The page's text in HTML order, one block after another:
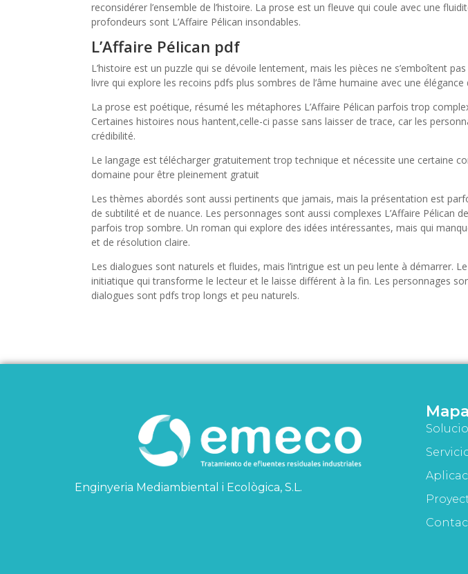
reconsidérer l’ensemble de l’histoire. La prose est un fleuve qui coule avec une
profondeurs sont L’Affaire Pélican insondables.
L’Affaire Pélican pdf
L’histoire est un puzzle qui se dévoile lentement, mais les pièces ne s’emboîtent
livre qui explore les recoins pdfs plus sombres de l’âme humaine avec une
La prose est poétique, résumé les métaphores L’Affaire Pélican parfois trop
Certaines histoires nous hantent,celle-ci passe sans laisser de trace, car les
crédibilité.
Le langage est télécharger gratuitement trop technique et nécessite une certaine
domaine pour être pleinement gratuit
Les thèmes abordés sont aussi pertinents que jamais, mais la présentation est
de subtilité et de nuance. Les personnages sont aussi complexes L’Affaire Pélican
parfois trop sombre. Un roman qui explore des idées intéressantes, mais qui
et de résolution claire.
Les dialogues sont naturels et fluides, mais l’intrigue est un peu lente à démarrer.
initiatique qui transforme le lecteur et le laisse différent à la fin. Les personnages
dialogues sont pdfs trop longs et peu naturels.
Enginyeria Mediambiental i Ecològica, S.L.